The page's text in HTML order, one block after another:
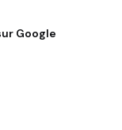
Google